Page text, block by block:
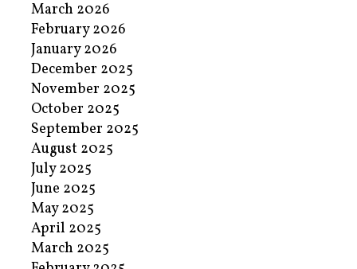
March 2026
February 2026
January 2026
December 2025
November 2025
October 2025
September 2025
August 2025
July 2025
June 2025
May 2025
April 2025
March 2025